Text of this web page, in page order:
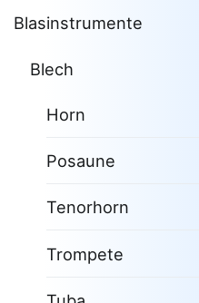
Blasinstrumente
Blech
Horn
Posaune
Tenorhorn
Trompete